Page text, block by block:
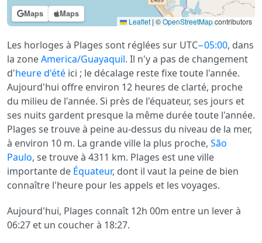
Maps Maps
Leaflet | ©OpenStreetMapcontributors
Les horloges à Plages sont réglées sur UTC−05:00, dans
la zoneAmerica/Guayaquil. Il n'y a pas de changement
d'heure d'été ici ; le décalage reste fixe toute l'année.
Aujourd'hui offre environ 12 heures de clarté, proche
du milieu de l'année. Si près de l'équateur, ses jours et
ses nuits gardent presque la même durée toute l'année.
Plages se trouve à peine au-dessus du niveau de la mer,
à environ 10 m. La grande ville la plus proche, São
Paulo, se trouve à 4311 km. Plages est une ville
importante de Équateur, dont il vaut la peine de bien
connaître l'heure pour les appels et les voyages.
Aujourd'hui, Plages connaît 12h 00m entre un lever à
06:27 et un coucher à 18:27.